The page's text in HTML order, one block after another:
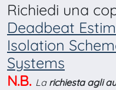
Richiedi una
Deadbeat
Isolation
Systems
N.B. La richiesta agli